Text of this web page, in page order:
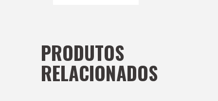
PRODUTOS
RELACIONADOS